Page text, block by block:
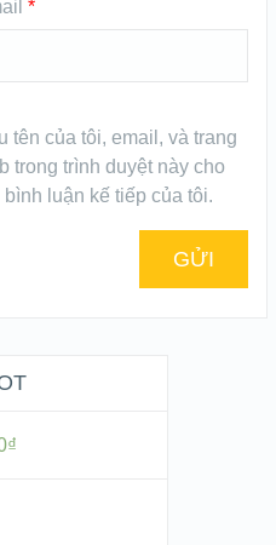
*
tên của tôi, email, và trang
trong trình duyệt này cho
bình luận kế tiếp của tôi.
₫